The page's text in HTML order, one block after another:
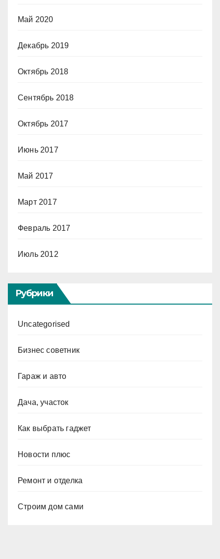
Май 2020
Декабрь 2019
Октябрь 2018
Сентябрь 2018
Октябрь 2017
Июнь 2017
Май 2017
Март 2017
Февраль 2017
Июль 2012
Рубрики
Uncategorised
Бизнес советник
Гараж и авто
Дача, участок
Как выбрать гаджет
Новости плюс
Ремонт и отделка
Строим дом сами